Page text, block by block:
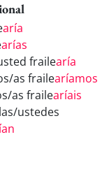
aría
arías
frailearía
as frailearíamos
as frailearíais
ustedes